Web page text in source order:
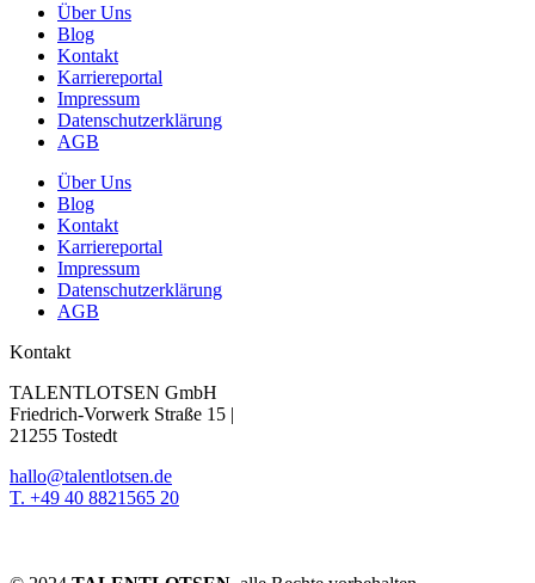
Über Uns
Blog
Kontakt
Karriereportal
Impressum
Datenschutzerklärung
AGB
Über Uns
Blog
Kontakt
Karriereportal
Impressum
Datenschutzerklärung
AGB
Kontakt
TALENTLOTSEN GmbH
Friedrich-Vorwerk Straße 15 |
21255 Tostedt
hallo@talentlotsen.de
T. +49 40 8821565 20